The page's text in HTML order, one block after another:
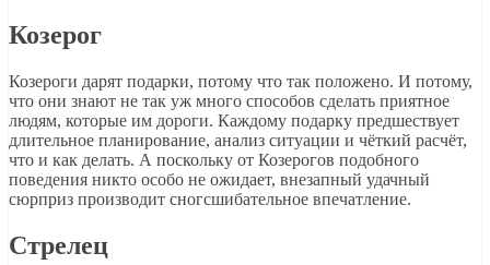
Козерог
Козероги дарят подарки, потому что так положено. И потому,
что они знают не так уж много способов сделать приятное
людям, которые им дороги. Каждому подарку предшествует
длительное планирование, анализ ситуации и чёткий расчёт,
что и как делать. А поскольку от Козерогов подобного
поведения никто особо не ожидает, внезапный удачный
сюрприз производит сногсшибательное впечатление.
Стрелец